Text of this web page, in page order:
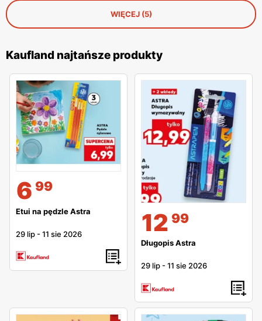
WIĘCEJ (5)
Kaufland najtańsze produkty
6 99
Etui na pędzle Astra
29 lip -11 sie 2026 12 99
Długopis Astra
29 lip -11 sie 2026